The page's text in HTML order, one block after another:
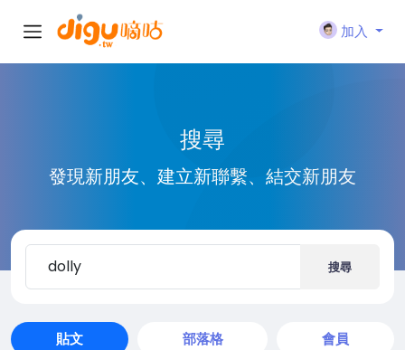
加入
搜尋
發現新朋友、建立新聯繫、結交新朋友
搜尋
貼文 部落格 會員